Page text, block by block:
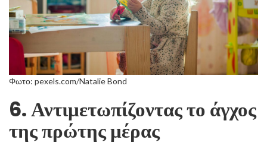
Φωτο: pexels.com/Natalie Bond
6. Αντιμετωπίζοντας το άγχος
της πρώτης μέρας